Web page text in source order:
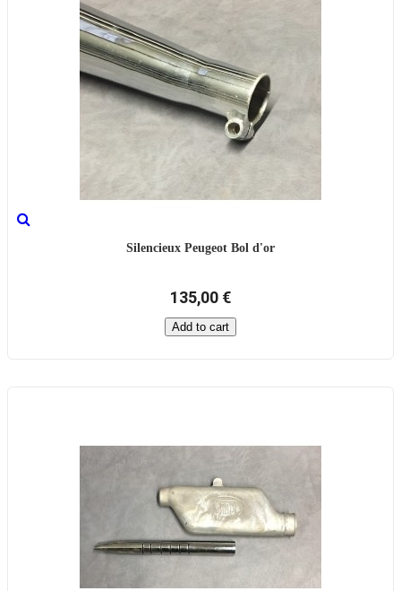
Silencieux Peugeot Bol d'or
135,00 €
Add to cart